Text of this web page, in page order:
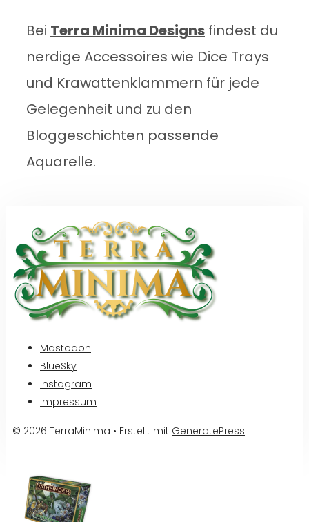
Bei Terra Minima Designs findest du
nerdige Accessoires wie Dice Trays
und Krawattenklammern für jede
Gelegenheit und zu den
Bloggeschichten passende
Aquarelle.
Mastodon
BlueSky
Instagram
Impressum
© 2026 TerraMinima • Erstellt mit GeneratePress